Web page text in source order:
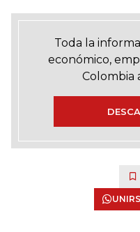
Toda la
económico,
Colombia